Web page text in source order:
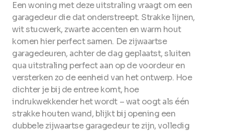
Een woning met deze uitstraling vraagt om een
garagedeur die dat onderstreept. Strakke lijnen,
wit stucwerk, zwarte accenten en warm hout
komen hier perfect samen. De zijwaartse
garagedeuren, achter de dag geplaatst, sluiten
qua uitstraling perfect aan op de voordeur en
versterken zo de eenheid van het ontwerp. Hoe
dichter je bij de entree komt, hoe
indrukwekkender het wordt – wat oogt als één
strakke houten wand, blijkt bij opening een
dubbele zijwaartse garagedeur te zijn, volledig